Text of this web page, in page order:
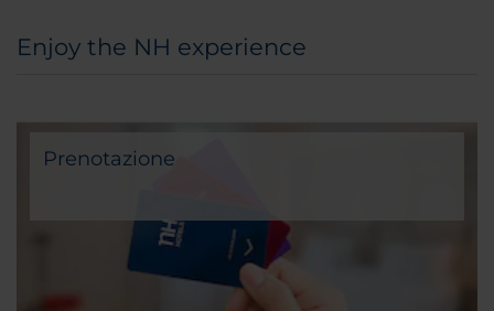
Enjoy the NH experience
Prenotazione